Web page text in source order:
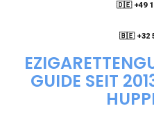
🇩🇪 +49 1
🇧🇪 +32
GUIDE SEIT